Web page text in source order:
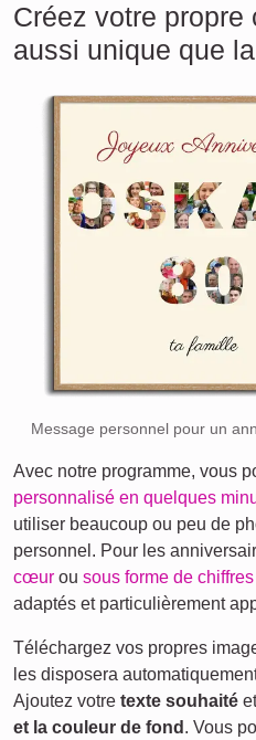
Créez votre propre
aussi unique que
Message personnel pour un
Avec notre programme, vous
personnalisé en quelques
utiliser beaucoup ou peu de
personnel. Pour les
cœur ou sous forme de
adaptés et particulièrement
Téléchargez vos propres
les disposera
Ajoutez votre texte souhaité
et la couleur de fond . Vous